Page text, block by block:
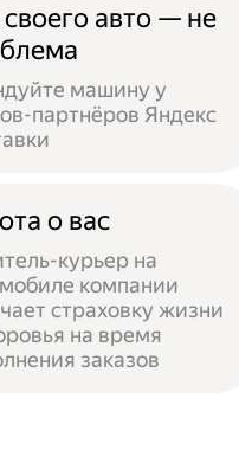
авто — не
машину у
партнёров Яндекс
о вас
курьер на
компании
страховку жизни
на время
заказов